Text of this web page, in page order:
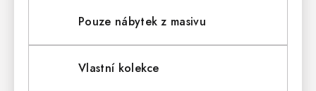
Pouze nábytek z masivu
Vlastní kolekce